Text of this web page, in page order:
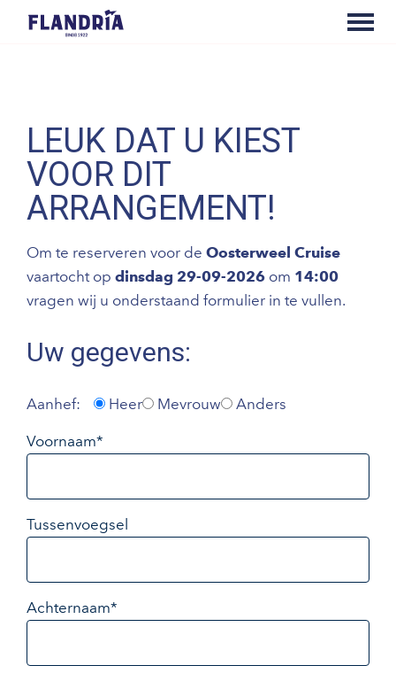
LEUK DAT U KIEST
VOOR DIT
ARRANGEMENT!
Om te reserveren voor de Oosterweel Cruise
vaartocht op dinsdag 29-09-2026 om 14:00
vragen wij u onderstaand formulier in te vullen.
Uw gegevens:
Aanhef: Heer Mevrouw Anders
Voornaam*
Tussenvoegsel
Achternaam*